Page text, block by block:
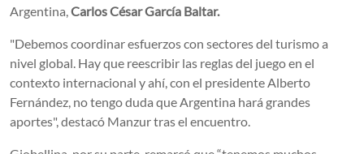
Argentina,Carlos César García Baltar.
"Debemos coordinar esfuerzos con sectores del turismo a
nivel global. Hay que reescribir las reglas del juego en el
contexto internacional y ahí, con el presidente Alberto
Fernández, no tengo duda que Argentina hará grandes
aportes", destacó Manzur tras el encuentro.